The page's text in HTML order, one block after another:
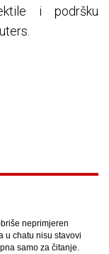
i podršku
neprimjeren
u chatu nisu stavovi
samo za čitanje.